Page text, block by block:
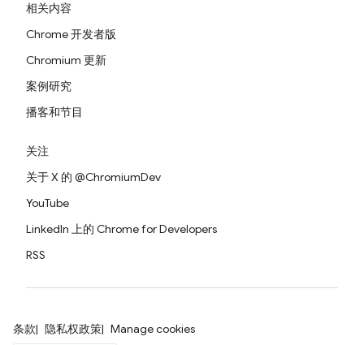
相关内容
Chrome 开发者版
Chromium 更新
案例研究
播客和节目
关注
关于 X 的 @ChromiumDev
YouTube
LinkedIn 上的 Chrome for Developers
RSS
条款 隐私权政策 Manage cookies